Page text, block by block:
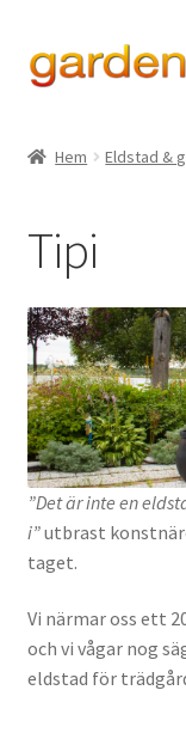
till
till
Magma
Övriga modeller
Alla eldstäder
Tillbehör
Ved- &
Dekor &
Lagershop Luleå
Hem Eldstad &
Tipi
”Det är inte en
i”utbrast
taget.
Vi närmar oss ett
och vi vågar nog
eldstad för